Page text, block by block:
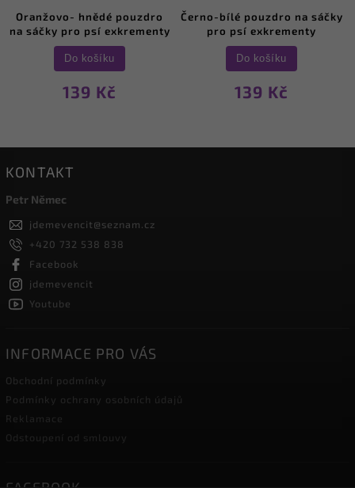
Oranžovo- hnědé pouzdro
na sáčky pro psí exkrementy
139 Kč
Do košíku
Černo-bílé pouzdro na sáčky
pro psí exkrementy
139 Kč
Do košíku
KONTAKT
Petr Němec
jdemevencit@seznam.cz
+420 732 538 838
Facebook
jdemevencit
Youtube
INFORMACE PRO VÁS
Obchodní podmínky
Podmínky ochrany osobních údajů
Reklamace
Odstoupení od smlouvy